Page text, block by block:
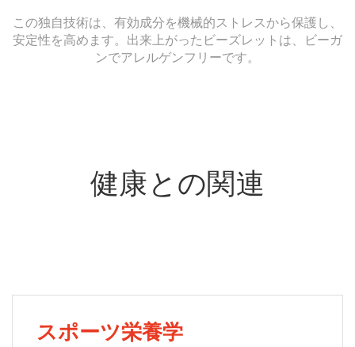
この独自技術は、有効成分を機械的ストレスから保護し、
安定性を高めます。 出来上がったビーズレットは、ビーガ
ンでアレルゲンフリーです。
健康との関連
スポーツ栄養学